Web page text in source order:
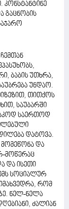
კონსტანტინე
გაცნობის
ბაბის უთხრა,
უნდაო.
თითქოს
საუბარში
საერთოდ
დატოვა.
მომეწონა და
მოწერაც
და ისეთი
სოციალურ
რომ
ნელ-ნელა
ძალიან